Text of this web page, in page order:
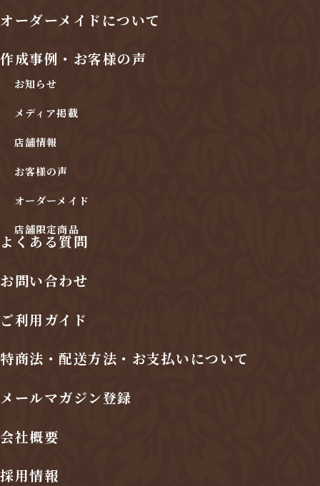
オーダーメイドについて
作成事例・お客様の声
お知らせ
メディア掲載
店舗情報
お客様の声
オーダーメイド
店舗限定商品
よくある質問
お問い合わせ
ご利用ガイド
特商法・配送方法・お支払いについて
メールマガジン登録
会社概要
採用情報